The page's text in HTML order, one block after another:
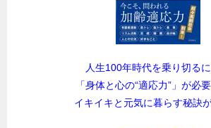
人生100年時代を乗り切るに
「身体と心の“適応力”」が必要
イキイキと元気に暮らす秘訣